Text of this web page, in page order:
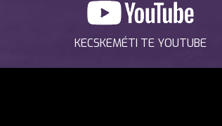
KECSKEMÉTI TE YOUTUBE